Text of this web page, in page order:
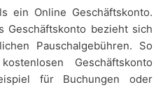
ein Online Geschäftskonto.
Geschäftskonto bezieht sich
Pauschalgebühren. So
Geschäftskonto
für Buchungen oder